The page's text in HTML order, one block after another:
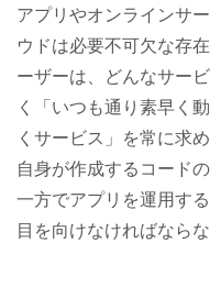
アプリやオンラインサ
ウドは必要不可欠な存
ーザーは、どんなサー
く「いつも通り素早く
くサービス」を常に求
自身が作成するコード
一方でアプリを運用す
目を向けなければならな